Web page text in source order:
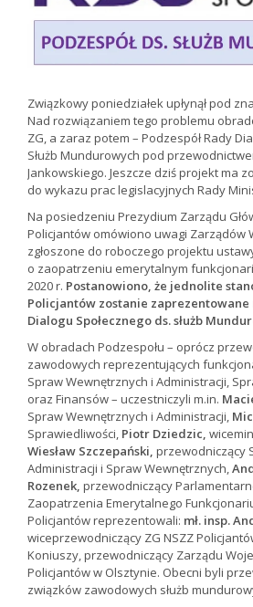
Związkowy poniedziałek upłynął pod
Nad rozwiązaniem tego problemu
ZG, a zaraz potem – Podzespół Rady
Służb Mundurowych pod
Jankowskiego. Jeszcze dziś projekt ma
do wykazu prac legislacyjnych Rady
Na posiedzeniu Prezydium Zarządu
Policjantów omówiono uwagi Zarządów
zgłoszone do roboczego projektu
o zaopatrzeniu emerytalnym
2020 r. Postanowiono, że jednolite
Policjantów zostanie zaprezentowane
Dialogu Społecznego ds. służb
W obradach Podzespołu – oprócz
zawodowych reprezentujących
Spraw Wewnętrznych i Administracji,
oraz Finansów – uczestniczyli m.in.
Spraw Wewnętrznych i Administracji,
Sprawiedliwości, Piotr Dziedzic,
Wiesław Szczepański, przewodniczący
Administracji i Spraw Wewnętrznych,
Rozenek, przewodniczący
Zaopatrzenia Emerytalnego
Policjantów reprezentowali: mł. insp.
wiceprzewodniczący ZG NSZZ
Koniuszy, przewodniczący Zarządu
Policjantów w Olsztynie. Obecni byli
związków zawodowych służb